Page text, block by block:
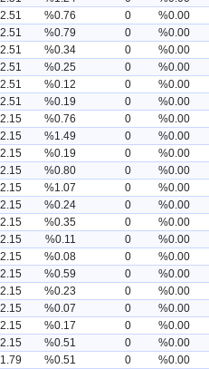
%0.76 0 %0.00
%0.79 0 %0.00
%0.34 0 %0.00
%0.25 0 %0.00
%0.12 0 %0.00
%0.19 0 %0.00
%0.76 0 %0.00
%1.49 0 %0.00
%0.19 0 %0.00
%0.80 0 %0.00
%1.07 0 %0.00
%0.24 0 %0.00
%0.35 0 %0.00
%0.11 0 %0.00
%0.08 0 %0.00
%0.59 0 %0.00
%0.23 0 %0.00
%0.07 0 %0.00
%0.17 0 %0.00
%0.51 0 %0.00
%0.51 0 %0.00